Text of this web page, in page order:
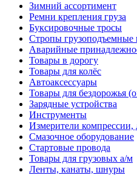
Зимний ассортимент
Ремни крепления груза
Буксировочные тросы
Стропы
Аварийные
Товары в дорогу
Товары для колёс
Автоаксессуары
Товары для бездорожья
Зарядные устройства
Инструменты
Измерители компрессии,
Смазочное оборудование
Стартовые провода
Товары для грузовых а/м
Ленты, канаты, шнуры